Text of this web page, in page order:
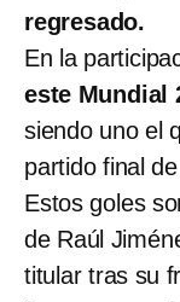
regresado.
En la
este Mundial
siendo uno el
partido final
Estos goles
de Raúl
titular tras su